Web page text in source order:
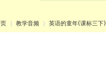
教学音频 英语的童年(课标三下)